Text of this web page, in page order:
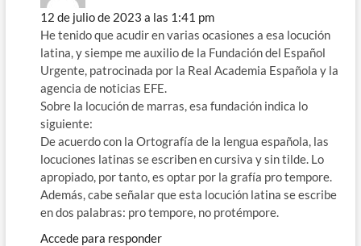
12 de julio de 2023 a las 1:41 pm
He tenido que acudir en varias ocasiones a esa locución
latina, y siempe me auxilio de la Fundación del Español
Urgente, patrocinada por la Real Academia Española y la
agencia de noticias EFE.
Sobre la locución de marras, esa fundación indica lo
siguiente:
De acuerdo con la Ortografía de la lengua española, las
locuciones latinas se escriben en cursiva y sin tilde. Lo
apropiado, por tanto, es optar por la grafía pro tempore.
Además, cabe señalar que esta locución latina se escribe
en dos palabras: pro tempore, no protémpore.
Accede para responder